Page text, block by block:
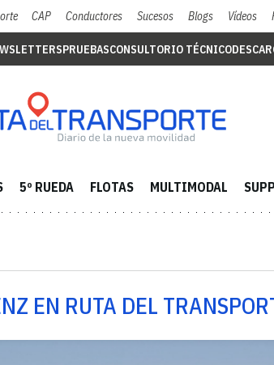
CAP Conductores Sucesos Blogs Vídeos
PRUEBASCONSULTORIO TÉCNICO
5º RUEDA FLOTAS MULTIMODAL
EN RUTA DEL